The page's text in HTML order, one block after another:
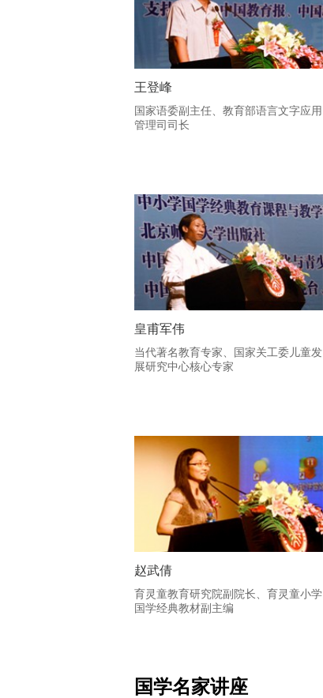
王登峰
国家语委副主任、教育部语言文字应用
管理司司长
皇甫军伟
当代著名教育专家、国家关工委儿童发
展研究中心核心专家
赵武倩
育灵童教育研究院副院长、育灵童小学
国学经典教材副主编
国学名家讲座